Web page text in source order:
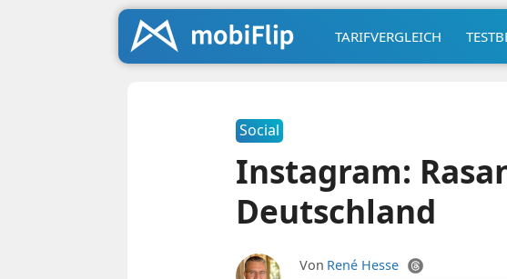
TARIFVERGLEICH
Social
Instagram:
Deutschland
Von René Hesse